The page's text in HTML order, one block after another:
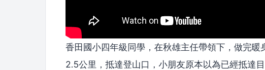
香田國小四年級同學，在秋雄主任帶領下，做完
2.5公里，抵達登山口，小朋友原本以為已經抵達